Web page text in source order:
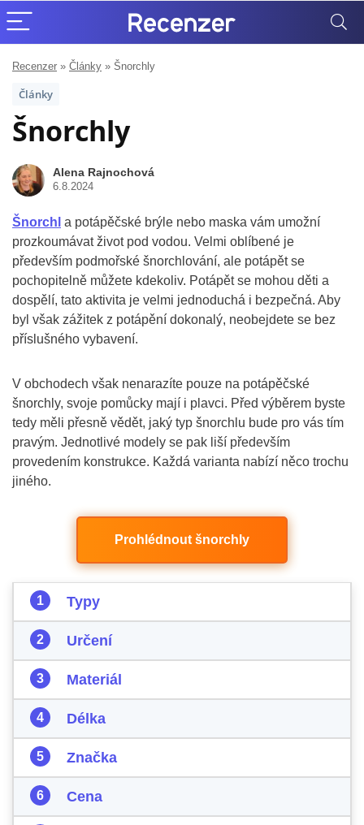
Recenzer » Články » Šnorchly
Články
Šnorchly
Alena Rajnochová
6.8.2024
Šnorchl a potápěčské brýle nebo maska vám umožní
prozkoumávat život pod vodou. Velmi oblíbené je
především podmořské šnorchlování, ale potápět se
pochopitelně můžete kdekoliv. Potápět se mohou děti a
dospělí, tato aktivita je velmi jednoduchá i bezpečná. Aby
byl však zážitek z potápění dokonalý, neobejdete se bez
příslušného vybavení.
V obchodech však nenarazíte pouze na potápěčské
šnorchly, svoje pomůcky mají i plavci. Před výběrem byste
tedy měli přesně vědět, jaký typ šnorchlu bude pro vás tím
pravým. Jednotlivé modely se pak liší především
provedením konstrukce. Každá varianta nabízí něco trochu
jiného.
Prohlédnout šnorchly
Typy
Určení
Materiál
Délka
Značka
Cena